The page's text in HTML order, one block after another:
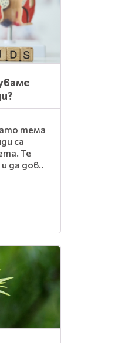
тема
са
Те
да дов..